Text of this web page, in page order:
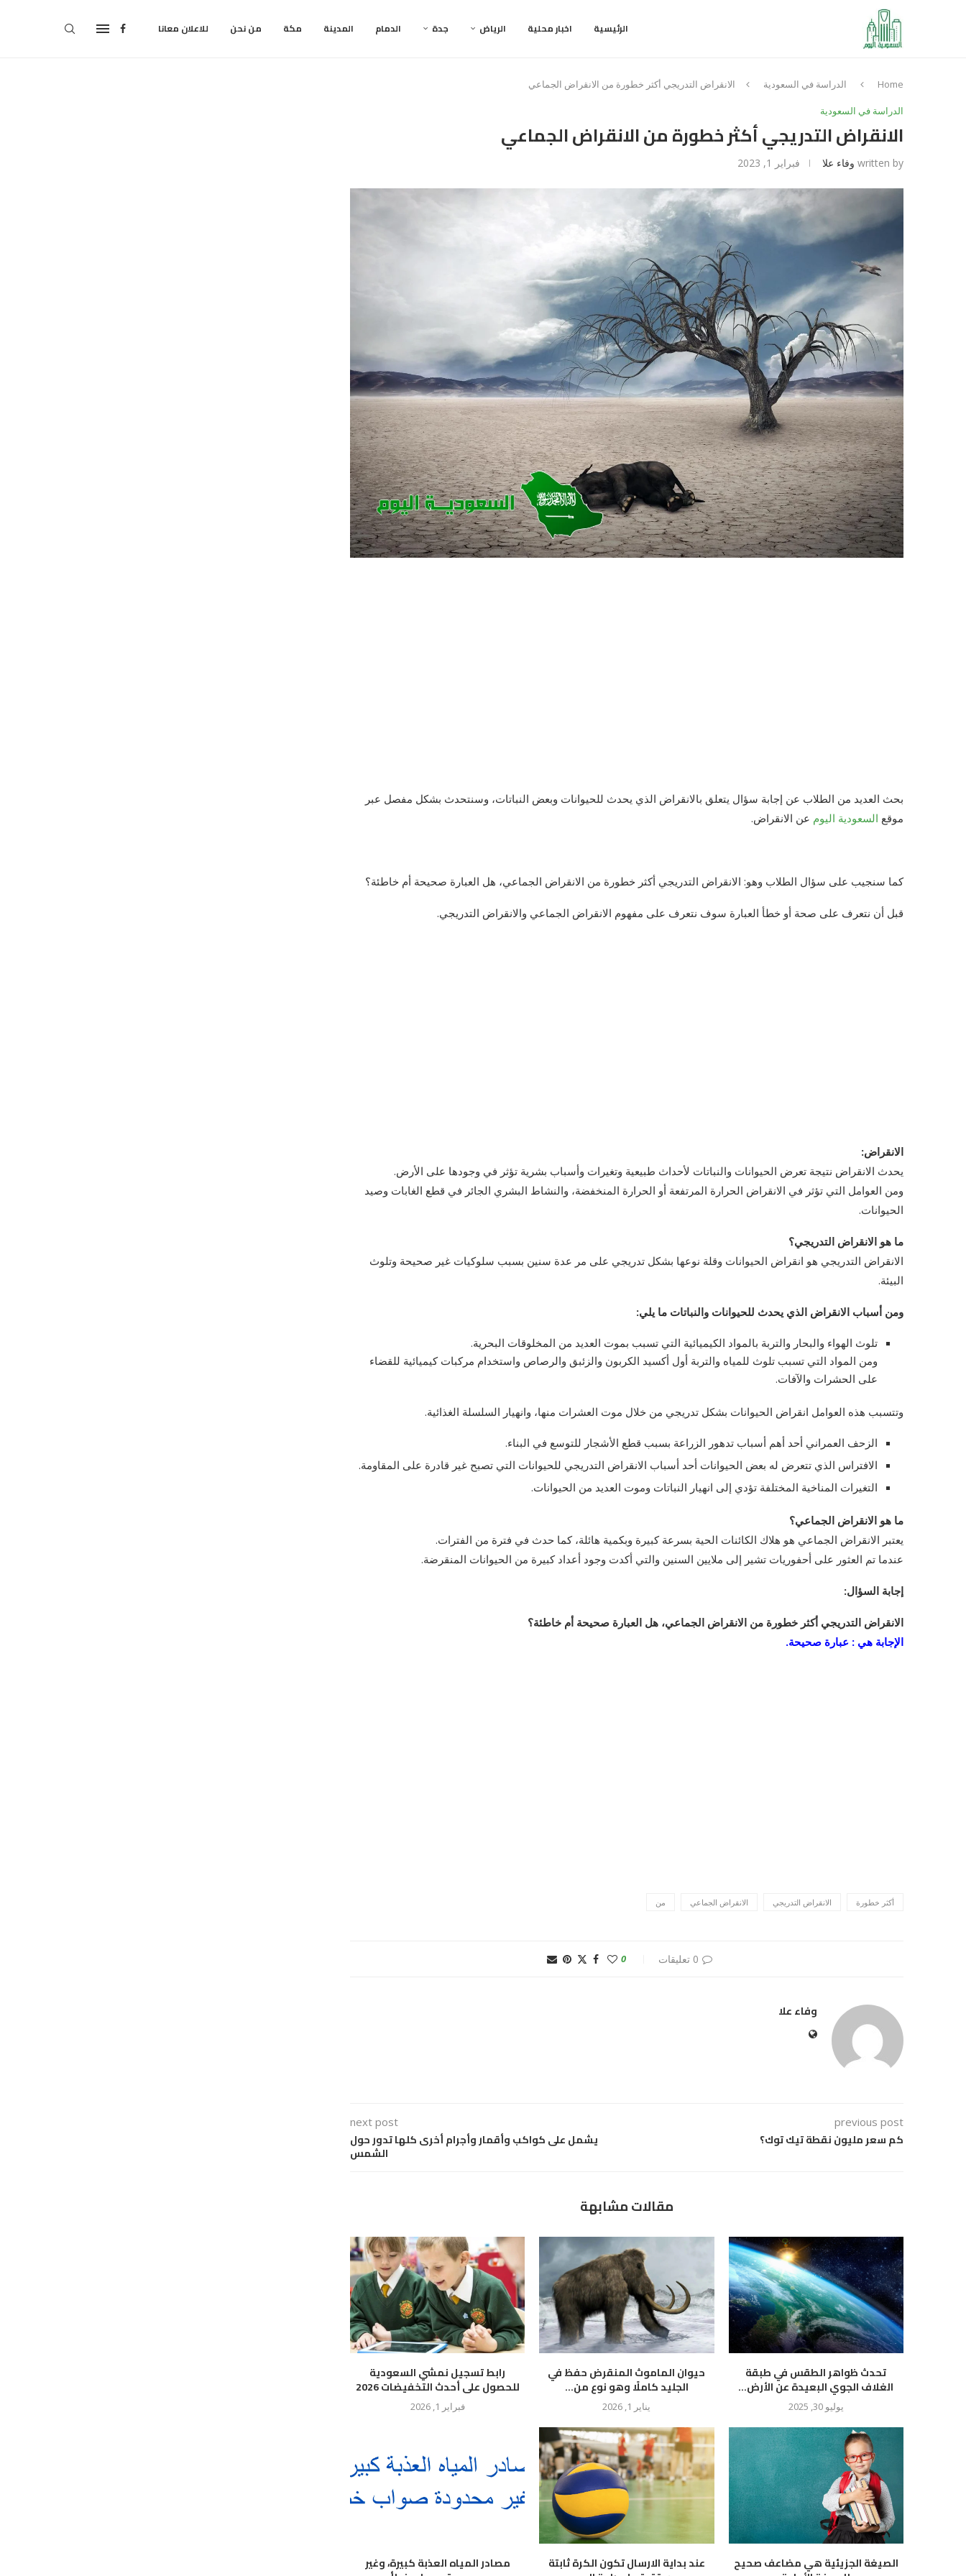
الرئيسية اخبار محلية الرياض جدة الدمام المدينة مكة من نحن للاعلان معانا
Home الدراسة في السعودية الانقراض التدريجي أكثر خطورة من الانقراض الجماعي
الدراسة في السعودية
الانقراض التدريجي أكثر خطورة من الانقراض الجماعي
written by وفاء علا فبراير 1, 2023
بحث العديد من الطلاب عن إجابة سؤال يتعلق بالانقراض الذي يحدث للحيوانات وبعض النباتات، وسنتحدث بشكل مفصل عبر
موقع السعودية اليوم عن الانقراض.
كما سنجيب على سؤال الطلاب وهو: الانقراض التدريجي أكثر خطورة من الانقراض الجماعي، هل العبارة صحيحة أم خاطئة؟
قبل أن نتعرف على صحة أو خطأ العبارة سوف نتعرف على مفهوم الانقراض الجماعي والانقراض التدريجي.
الانقراض:
يحدث الانقراض نتيجة تعرض الحيوانات والنباتات لأحداث طبيعية وتغيرات وأسباب بشرية تؤثر في وجودها على الأرض.
ومن العوامل التي تؤثر في الانقراض الحرارة المرتفعة أو الحرارة المنخفضة، والنشاط البشري الجائر في قطع الغابات وصيد
الحيوانات.
ما هو الانقراض التدريجي؟
الانقراض التدريجي هو انقراض الحيوانات وقلة نوعها بشكل تدريجي على مر عدة سنين بسبب سلوكيات غير صحيحة وتلوث
البيئة.
ومن أسباب الانقراض الذي يحدث للحيوانات والنباتات ما يلي:
تلوث الهواء والبحار والتربة بالمواد الكيميائية التي تسبب بموت العديد من المخلوقات البحرية.
ومن المواد التي تسبب تلوث للمياه والتربة أول أكسيد الكربون والزئبق والرصاص واستخدام مركبات كيميائية للقضاء
على الحشرات والآفات.
وتتسبب هذه العوامل انقراض الحيوانات بشكل تدريجي من خلال موت العشرات منها، وانهيار السلسلة الغذائية.
الزحف العمراني أحد أهم أسباب تدهور الزراعة بسبب قطع الأشجار للتوسع في البناء.
الافتراس الذي تتعرض له بعض الحيوانات أحد أسباب الانقراض التدريجي للحيوانات التي تصبح غير قادرة على المقاومة.
التغيرات المناخية المختلفة تؤدي إلى انهيار النباتات وموت العديد من الحيوانات.
ما هو الانقراض الجماعي؟
يعتبر الانقراض الجماعي هو هلاك الكائنات الحية بسرعة كبيرة وبكمية هائلة، كما حدث في فترة من الفترات.
عندما تم العثور على أحفوريات تشير إلى ملايين السنين والتي أكدت وجود أعداد كبيرة من الحيوانات المنقرضة.
إجابة السؤال:
الانقراض التدريجي أكثر خطورة من الانقراض الجماعي، هل العبارة صحيحة أم خاطئة؟
الإجابة هي : عبارة صحيحة.
أكثر خطورة الانقراض التدريجي الانقراض الجماعي من
0 تعليقات 0
وفاء علا
previous post
كم سعر مليون نقطة تيك توك؟
next post
يشمل على كواكب وأقمار وأجرام أخرى كلها تدور حول
الشمس
مقالات مشابهة
رابط تسجيل نمشي السعودية
للحصول على أحدث التخفيضات 2026
فبراير 1, 2026
حيوان الماموث المنقرض حفظ في
الجليد كاملًا وهو نوع من...
يناير 1, 2026
تحدث ظواهر الطقس في طبقة
الغلاف الجوي البعيدة عن الأرض...
يوليو 30, 2025
مصادر المياه العذبة كبيرة، وغير عند بداية الارسال تكون الكرة ثابتة الصيغة الجزيئية هي مضاعف صحيح